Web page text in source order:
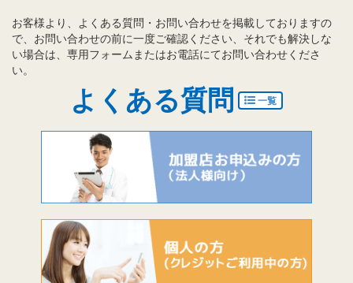
お客様より、よくある質問・お問い合わせを掲載しておりますの
で、お問い合わせの前に一度ご確認ください、それでも解決しな
い場合は、専用フォームまたはお電話にてお問い合わせくださ
い。
よくある質問 一覧